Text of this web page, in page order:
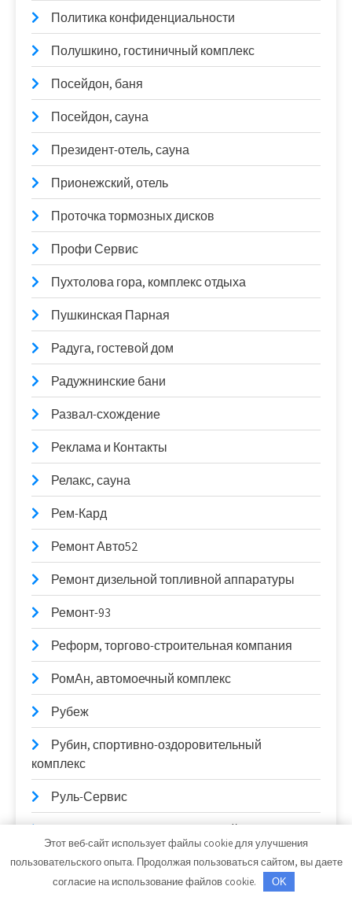
Политика конфиденциальности
Полушкино, гостиничный комплекс
Посейдон, баня
Посейдон, сауна
Президент-отель, сауна
Прионежский, отель
Проточка тормозных дисков
Профи Сервис
Пухтолова гора, комплекс отдыха
Пушкинская Парная
Радуга, гостевой дом
Радужнинские бани
Развал-схождение
Реклама и Контакты
Релакс, сауна
Рем-Кард
Ремонт Авто52
Ремонт дизельной топливной аппаратуры
Ремонт-93
Реформ, торгово-строительная компания
РомАн, автомоечный комплекс
Рубеж
Рубин, спортивно-оздоровительный
комплекс
Руль-Сервис
Русские бани, оздоровительный комплекс
Сауна
Этот веб-сайт использует файлы cookie для улучшения
пользовательского опыта. Продолжая пользоваться сайтом, вы даете
согласие на использование файлов cookie.
OK